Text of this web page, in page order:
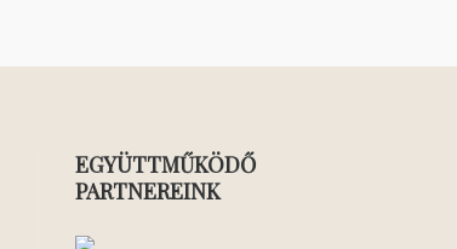
EGYÜTTMŰKÖDŐ
PARTNEREINK